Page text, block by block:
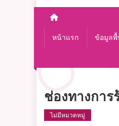
หน้าแรก ข้อมูล
ช่องทางกา
ไม่มีหมวดหมู่